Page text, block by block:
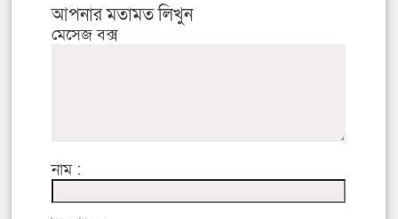
আপনার মতামত লিখুন
মেসেজ বক্স
নাম :